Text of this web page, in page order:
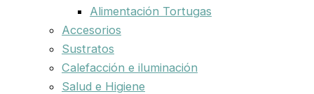
Alimentación Tortugas
Accesorios
Sustratos
Calefacción e iluminación
Salud e Higiene